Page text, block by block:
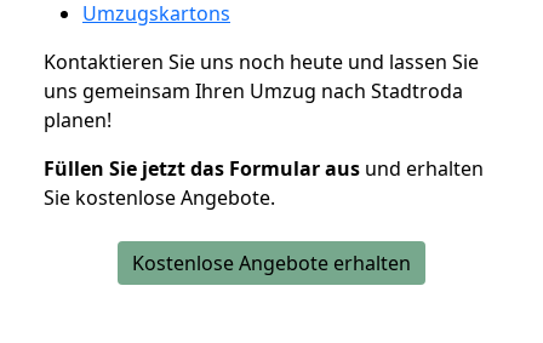
Umzugskartons
Kontaktieren Sie uns noch heute und lassen Sie
uns gemeinsam Ihren Umzug nach Stadtroda
planen!
Füllen Sie jetzt das Formular aus und erhalten
Sie kostenlose Angebote.
Kostenlose Angebote erhalten